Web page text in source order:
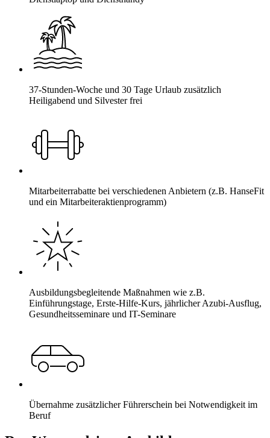
37-Stunden-Woche und 30 Tage Urlaub zusätzlich
Heiligabend und Silvester frei
Mitarbeiterrabatte bei verschiedenen Anbietern (z.B. HanseFit
und ein Mitarbeiteraktienprogramm)
Ausbildungsbegleitende Maßnahmen wie z.B.
Einführungstage, Erste-Hilfe-Kurs, jährlicher Azubi-Ausflug,
Gesundheitsseminare und IT-Seminare
Übernahme zusätzlicher Führerschein bei Notwendigkeit im
Beruf